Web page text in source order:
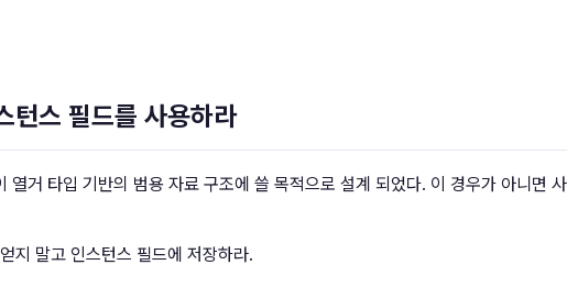
스 필드를 사용하라
거 타입 기반의 범용 자료 구조에 쓸 목적으로 설계 되었다. 이 경우가 아니면
지 말고 인스턴스 필드에 저장하라.